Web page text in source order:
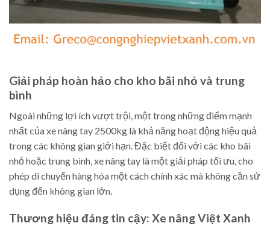
Giải pháp hoàn hảo cho kho bãi nhỏ và trung
bình
Ngoài những lợi ích vượt trội, một trong những điểm mạnh
nhất của xe nâng tay 2500kg là khả năng hoạt động hiệu quả
trong các không gian giới hạn. Đặc biệt đối với các kho bãi
nhỏ hoặc trung bình, xe nâng tay là một giải pháp tối ưu, cho
phép di chuyển hàng hóa một cách chính xác mà không cần sử
dụng đến không gian lớn.
Thương hiệu đáng tin cậy: Xe nâng Việt Xanh